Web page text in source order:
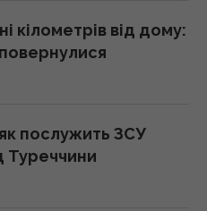
кілометрів від дому:
послужить ЗСУ
Туреччини